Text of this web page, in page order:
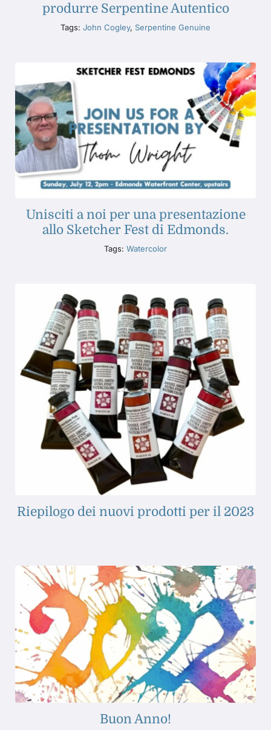
produrre Serpentine Autentico
Tags: John Cogley, Serpentine Genuine
Unisciti a noi per una presentazione
allo Sketcher Fest di Edmonds.
Tags: Watercolor
Riepilogo dei nuovi prodotti per il 2023
Buon Anno!